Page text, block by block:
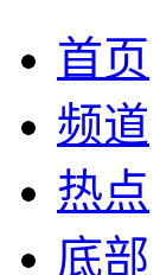
首页
频道
热点
底部